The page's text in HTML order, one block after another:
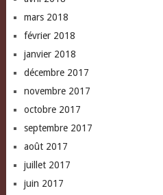
mars 2018
février 2018
janvier 2018
décembre 2017
novembre 2017
octobre 2017
septembre 2017
août 2017
juillet 2017
juin 2017